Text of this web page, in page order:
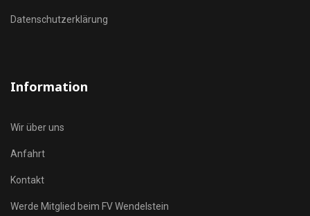
Datenschutzerklärung
Information
Wir über uns
Anfahrt
Kontakt
Werde Mitglied beim FV Wendelstein